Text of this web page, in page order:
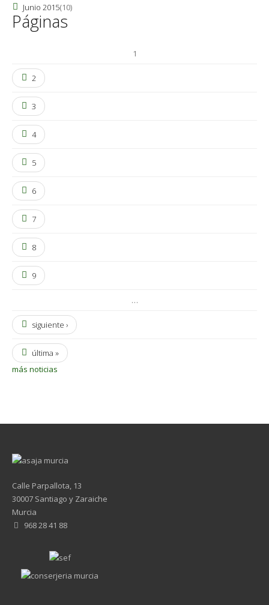
Junio 2015(10)
Páginas
1
2
3
4
5
6
7
8
9
…
siguiente ›
última »
más noticias
Calle Parpallota, 13
30007 Santiago y Zaraiche
Murcia
968 28 41 88